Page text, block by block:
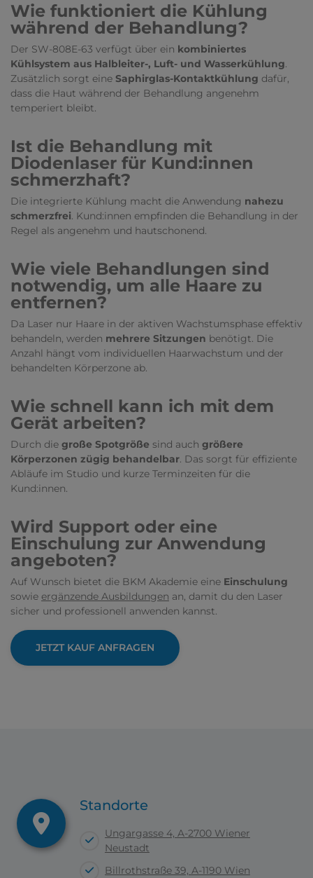
Wie funktioniert die Kühlung
während der Behandlung?
Der SW-808E-63 verfügt über ein kombiniertes
Kühlsystem aus Halbleiter-, Luft- und Wasserkühlung.
Zusätzlich sorgt eine Saphirglas-Kontaktkühlung dafür,
dass die Haut während der Behandlung angenehm
temperiert bleibt.
Ist die Behandlung mit
Diodenlaser für Kund:innen
schmerzhaft?
Die integrierte Kühlung macht die Anwendung nahezu
schmerzfrei. Kund:innen empfinden die Behandlung in der
Regel als angenehm und hautschonend.
Wie viele Behandlungen sind
notwendig, um alle Haare zu
entfernen?
Da Laser nur Haare in der aktiven Wachstumsphase effektiv
behandeln, werden mehrere Sitzungen benötigt. Die
Anzahl hängt vom individuellen Haarwachstum und der
behandelten Körperzone ab.
Wie schnell kann ich mit dem
Gerät arbeiten?
Durch die große Spotgröße sind auch größere
Körperzonen zügig behandelbar. Das sorgt für effiziente
Abläufe im Studio und kurze Terminzeiten für die
Kund:innen.
Wird Support oder eine
Einschulung zur Anwendung
angeboten?
Auf Wunsch bietet die BKM Akademie eine Einschulung
sowie ergänzende Ausbildungen an, damit du den Laser
sicher und professionell anwenden kannst.
JETZT KAUF ANFRAGEN
Standorte
Ungargasse 4, A-2700 Wiener
Neustadt
Billrothstraße 39, A-1190 Wien